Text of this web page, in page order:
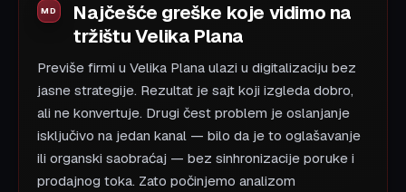
Najčešće greške koje vidimo na
tržištu Velika Plana
Previše firmi u Velika Plana ulazi u digitalizaciju bez
jasne strategije. Rezultat je sajt koji izgleda dobro,
ali ne konvertuje. Drugi čest problem je oslanjanje
isključivo na jedan kanal — bilo da je to oglašavanje
ili organski saobraćaj — bez sinhronizacije poruke i
prodajnog toka. Zato počinjemo analizom